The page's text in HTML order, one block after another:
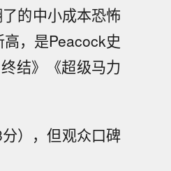
的中小成本恐怖
，是Peacock史
结》《超级马力
），但观众口碑